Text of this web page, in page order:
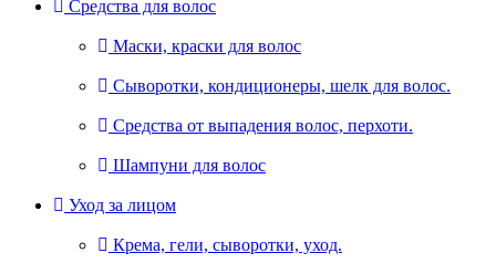
Средства для волос
Маски, краски для волос
Сыворотки, кондиционеры, шелк для волос.
Средства от выпадения волос, перхоти.
Шампуни для волос
Уход за лицом
Крема, гели, сыворотки, уход.